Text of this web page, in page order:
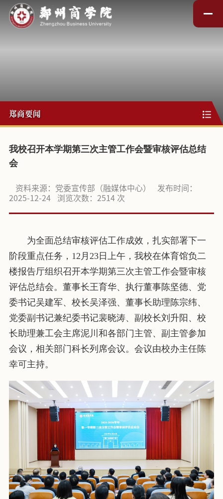
郑商要闻
我校召开本学期第三次主管工作会暨审核评估总结
会
资料来源：党委宣传部（融媒体中心）
发布时间：
2025-12-24
浏览次数： 2514 次
为全面总结审核评估工作成效，扎实部署下一
阶段重点任务，12月23日上午，我校在体育馆负二
楼报告厅组织召开本学期第三次主管工作会暨审核
评估总结会。董事长王育华、执行董事陈坚德、党
委书记吴建军、校长吴泽强、董事长助理陈宗纬、
党委副书记兼纪委书记裴晓涛、副校长刘升阳、校
长助理兼工会主席泥川和各部门主管、副主管参加
会议，相关部门科长列席会议。会议由校办主任陈
幸可主持。